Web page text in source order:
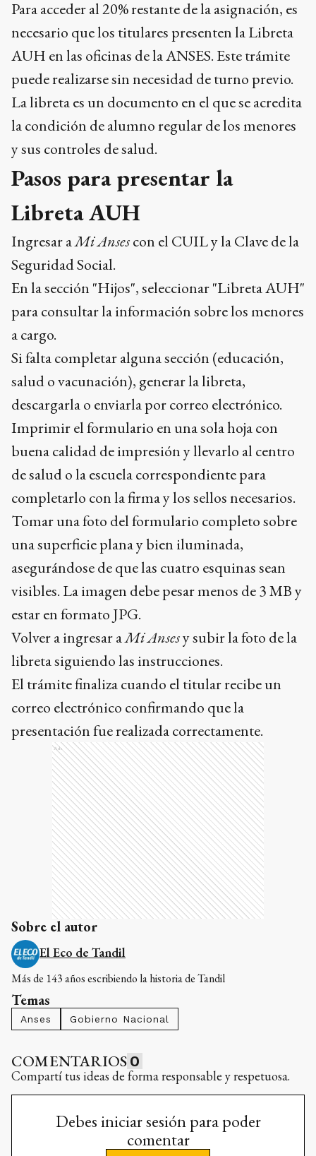
Para acceder al 20% restante de la asignación, es
necesario que los titulares presenten la Libreta
AUH en las oficinas de la ANSES. Este trámite
puede realizarse sin necesidad de turno previo.
La libreta es un documento en el que se acredita
la condición de alumno regular de los menores
y sus controles de salud.
Pasos para presentar la
Libreta AUH
Ingresar aMi Ansescon el CUIL y la Clave de la
Seguridad Social.
En la sección "Hijos", seleccionar "Libreta AUH"
para consultar la información sobre los menores
a cargo.
Si falta completar alguna sección (educación,
salud o vacunación), generar la libreta,
descargarla o enviarla por correo electrónico.
Imprimir el formulario en una sola hoja con
buena calidad de impresión y llevarlo al centro
de salud o la escuela correspondiente para
completarlo con la firma y los sellos necesarios.
Tomar una foto del formulario completo sobre
una superficie plana y bien iluminada,
asegurándose de que las cuatro esquinas sean
visibles. La imagen debe pesar menos de 3 MB y
estar en formato JPG.
Volver a ingresar aMi Ansesy subir la foto de la
libreta siguiendo las instrucciones.
El trámite finaliza cuando el titular recibe un
correo electrónico confirmando que la
presentación fue realizada correctamente.
Ads
Sobre el autor
El Eco de Tandil
Más de 143 años escribiendo la historia de Tandil
Temas
Anses Gobierno Nacional
COMENTARIOS 0
Compartí tus ideas de forma responsable y respetuosa.
Debes iniciar sesión para poder
comentar